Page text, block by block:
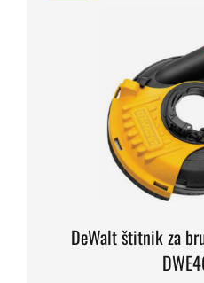
DeWalt štitnik za